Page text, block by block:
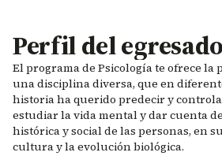
Perfil del egresado
El programa de Psicología te ofrece
una disciplina diversa, que en
historia ha querido predecir y
estudiar la vida mental y dar cuenta
histórica y social de las personas, en
cultura y la evolución biológica.